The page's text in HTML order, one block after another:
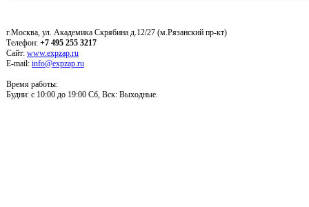
г.Москва, ул. Академика Скрябина д.12/27 (м.Рязанский пр-кт)
Телефон: +7 495 255 3217
Сайт: www.expzap.ru
E-mail: info@expzap.ru
Время работы:
Будни: c 10:00 до 19:00 Сб, Вск: Выходные.